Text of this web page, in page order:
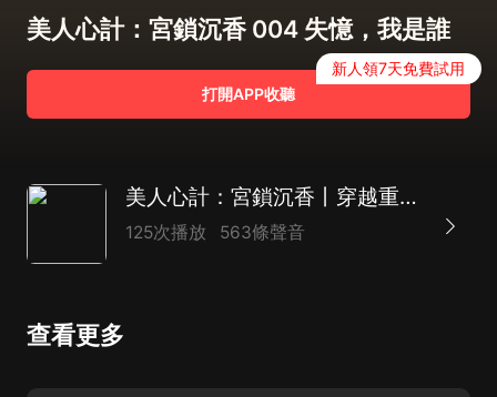
美人心計：宮鎖沉香 004 失憶，我是誰
打開APP收聽
新人領7天免費試用
美人心計：宮鎖沉香丨穿越重生 精品小說
125次播放 563條聲音
查看更多